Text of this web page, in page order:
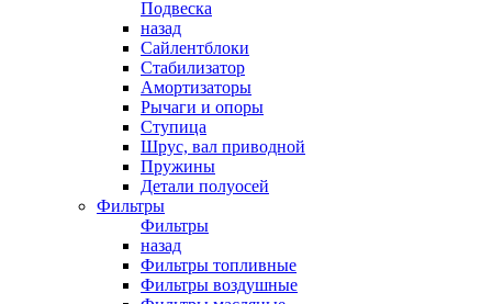
Подвеска
назад
Сайлентблоки
Стабилизатор
Амортизаторы
Рычаги и опоры
Ступица
Шрус, вал приводной
Пружины
Детали полуосей
Фильтры
Фильтры
назад
Фильтры топливные
Фильтры воздушные